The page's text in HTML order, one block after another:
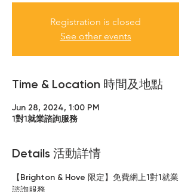
Registration is closed
See other events
Time & Location 時間及地點
Jun 28, 2024, 1:00 PM
1對1就業諮詢服務
Details 活動詳情
【Brighton & Hove 限定】免費網上1對1就業
諮詢服務